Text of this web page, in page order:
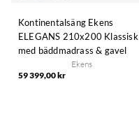
Kontinentalsäng Ekens
ELEGANS 210x200 Klassisk
med bäddmadrass & gavel
Ekens
59 399,00 kr